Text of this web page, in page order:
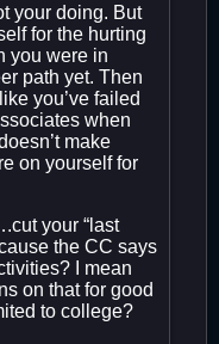
your doing. But
for the hurting
you were in
path yet. Then
you’ve failed
when
make
on yourself for
your “last
the CC says
I mean
on that for good
to college?